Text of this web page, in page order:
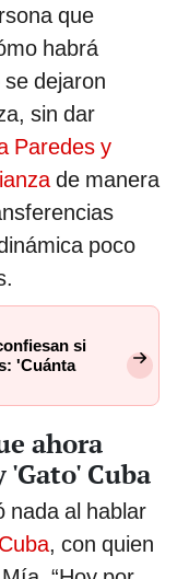
que
habrá
dejaron
sin dar
Paredes y
de manera
poco
si
'Cuánta
ahora
'Gato' Cuba
nada al hablar
, con quien